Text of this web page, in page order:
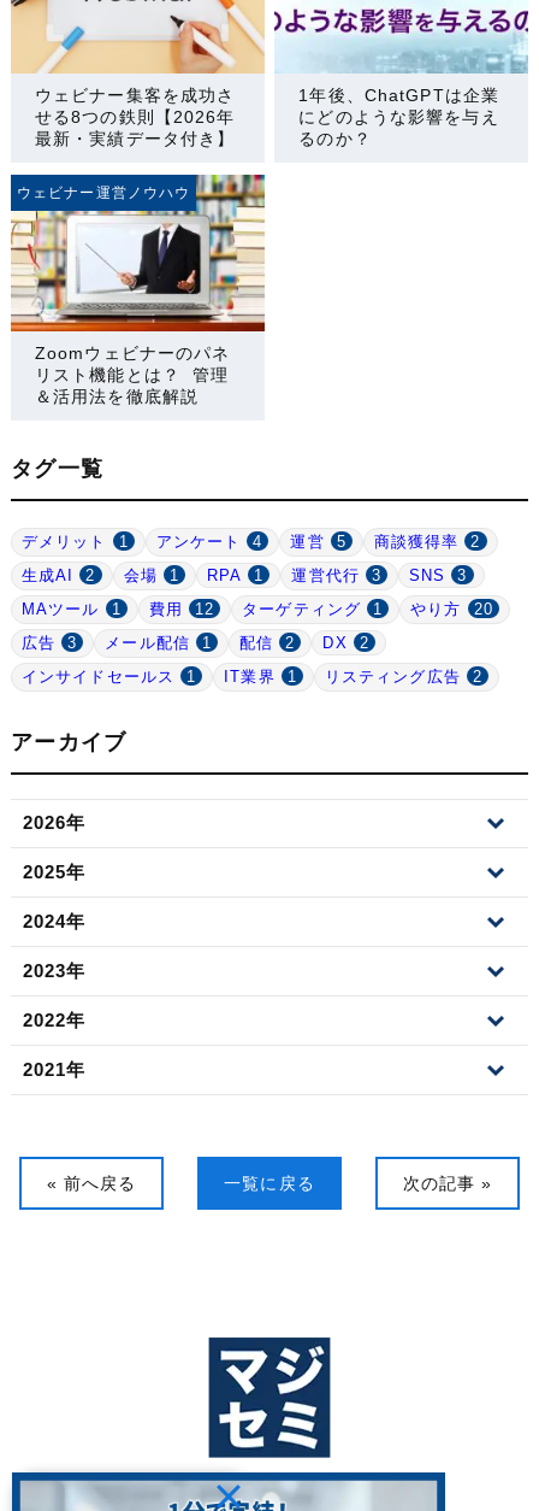
ウェビナー集客を成功さ
せる8つの鉄則【2026年
最新・実績データ付き】
1年後、ChatGPTは企業
にどのような影響を与え
るのか？
ウェビナー運営ノウハウ
Zoomウェビナーのパネ
リスト機能とは？ 管理
＆活用法を徹底解説
タグ一覧
デメリット 1 アンケート 4 運営 5 商談獲得率
2
生成AI
2 会場 1 RPA 1 運営代行 3 SNS
3
MAツール
1 費用 12 ターゲティング 1 やり方
20
広告
3 メール配信 1 配信 2 DX
2
インサイドセールス
1 IT業界 1 リスティング広告 2
アーカイブ
2026年
2025年
2024年
2023年
2022年
2021年
« 前へ戻る 一覧に戻る 次の記事 »
私たちの思い